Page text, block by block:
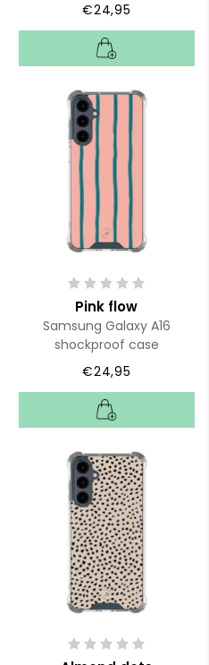
€24,95
Pink flow
Samsung Galaxy A16
shockproof case
€24,95